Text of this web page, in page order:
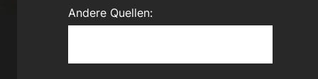
Andere Quellen: